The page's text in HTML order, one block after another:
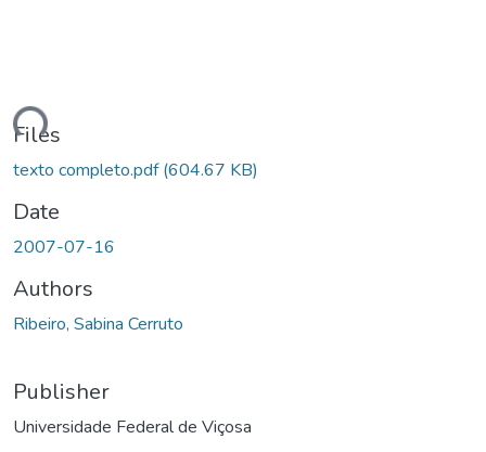
Files
texto completo.pdf(604.67 KB)
Date
2007-07-16
Authors
Ribeiro, Sabina Cerruto
Publisher
Universidade Federal de Viçosa